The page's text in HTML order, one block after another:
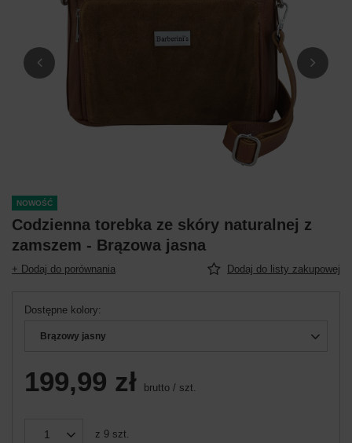
NOWOŚĆ
Codzienna torebka ze skóry naturalnej z
zamszem - Brązowa jasna
+ Dodaj do porównania Dodaj do listy zakupowej
Dostępne kolory
Brązowy jasny
199,99 zł brutto / szt.
z 9 szt.